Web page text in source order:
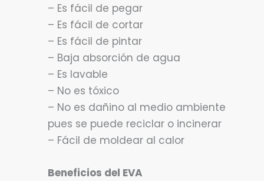
– Es fácil de pegar
– Es fácil de cortar
– Es fácil de pintar
– Baja absorción de agua
– Es lavable
– No es tóxico
– No es dañino al medio ambiente
pues se puede reciclar o incinerar
– Fácil de moldear al calor
Beneficios del EVA